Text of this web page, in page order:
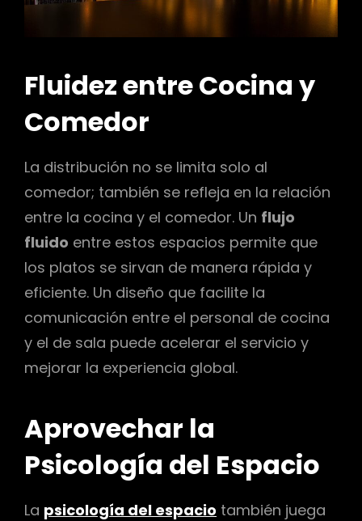
Fluidez entre Cocina y
Comedor
La distribución no se limita solo al
comedor; también se refleja en la relación
entre la cocina y el comedor. Un flujo
fluido entre estos espacios permite que
los platos se sirvan de manera rápida y
eficiente. Un diseño que facilite la
comunicación entre el personal de cocina
y el de sala puede acelerar el servicio y
mejorar la experiencia global.
Aprovechar la
Psicología del Espacio
La psicología del espacio también juega